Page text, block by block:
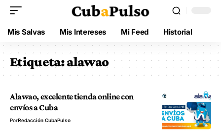
Mis Salvas Mis Intereses Mi Feed Historial
Etiqueta:alawao
Alawao, excelente tienda online con
envíos a Cuba
PorRedacción CubaPulso